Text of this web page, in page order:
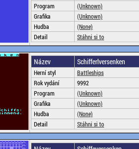
Program
(Unknown)
Grafika
(Unknown)
Hudba
(None)
Detail
Stáhni si to
Název Schifferlversenken
Herní styl
Battleships
Rok vydání
9992
Program
(Unknown)
Grafika
(Unknown)
Hudba
(None)
Detail
Stáhni si to